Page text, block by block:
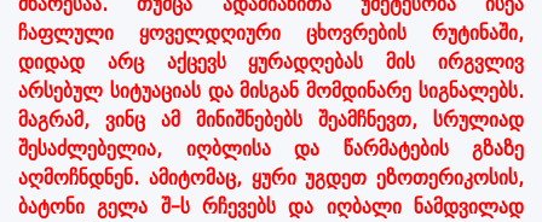
ჩაფლული ყოველდღიური ცხოვრების რუტინაში,
დიდად არც აქცევს ყურადღებას მის ირგვლივ
არსებულ სიტუაციას და მისგან მომდინარე სიგნალებს.
მაგრამ, ვინც ამ მინიშნებებს შეამჩნევთ, სრულიად
შესაძლებელია, იღბლისა და წარმატების გზაზე
აღმოჩნდნენ. ამიტომაც, ყური უგდეთ ეზოთერიკოსის,
ბატონი გელა შ-ს რჩევებს და იღბალი ნამდვილად